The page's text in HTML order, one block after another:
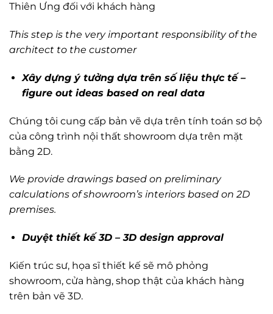
Thiên Ưng đối với khách hàng
This step is the very important responsibility of the
architect to the customer
Xây dựng ý tưởng dựa trên số liệu thực tế –
figure out ideas based on real data
Chúng tôi cung cấp bản vẽ dựa trên tính toán sơ bộ
của công trình nội thất showroom dựa trên mặt
bằng 2D.
We provide drawings based on preliminary
calculations of showroom’s interiors based on 2D
premises.
Duyệt thiết kế 3D – 3D design approval
Kiến trúc sư, họa sĩ thiết kế sẽ mô phỏng
showroom, cửa hàng, shop thật của khách hàng
trên bản vẽ 3D.